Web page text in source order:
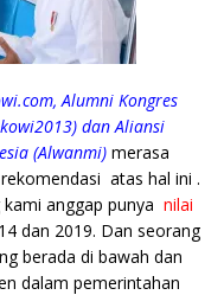
Alumni Kongres
dan Aliansi
(Alwanmi)merasa
atas hal ini .
anggap punya nilai
dan 2019. Dan seorang
berada di bawah dan
dalam pemerintahan